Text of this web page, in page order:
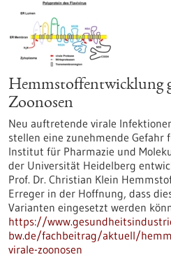
Hemmstoffentwicklung
Zoonosen
Neu auftretende virale
stellen eine zunehmende Gefahr
Institut für Pharmazie und
der Universität Heidelberg
Prof. Dr. Christian Klein
Erreger in der Hoffnung, dass
Varianten eingesetzt werden
https://
bw.de/fachbeitrag/aktuell/
virale-zoonosen